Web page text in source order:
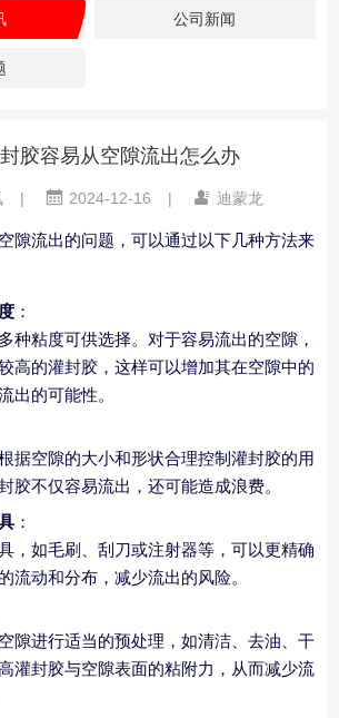
公司新闻
胶容易从空隙流出怎么办
| 2024-12-16 | 迪蒙龙
隙流出的问题，可以通过以下几种方法来
：
种粘度可供选择。对于容易流出的空隙，
高的灌封胶，这样可以增加其在空隙中的
出的可能性。
据空隙的大小和形状合理控制灌封胶的用
胶不仅容易流出，还可能造成浪费。
：
，如毛刷、刮刀或注射器等，可以更精确
流动和分布，减少流出的风险。
隙进行适当的预处理，如清洁、去油、干
灌封胶与空隙表面的粘附力，从而减少流